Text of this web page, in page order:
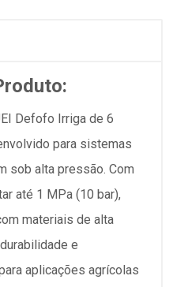
Defofo Irriga de 6
para sistemas
sob alta pressão. Com
até 1 MPa (10 bar),
materiais de alta
e
aplicações agrícolas